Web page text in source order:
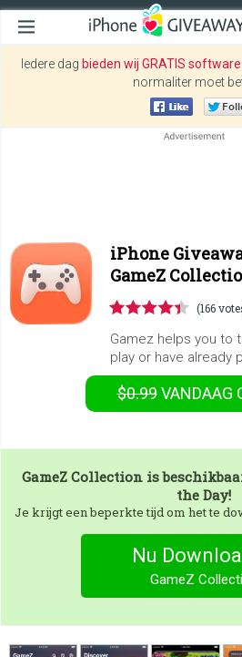
Iedere dag bieden wij GRATIS
normaliter moet
iPhone
GameZ
(166
Gamez helps you to
play or have already
$0.99VANDAAG
GameZ Collectionis
the Day!
Je krijgt een beperkte tijd om het te
Nu
GameZ